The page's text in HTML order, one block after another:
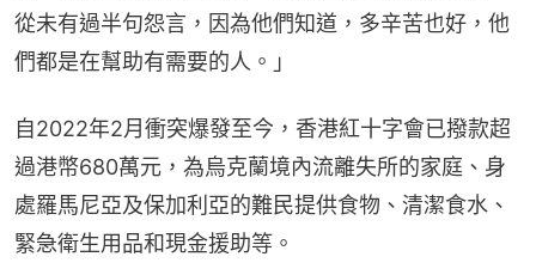
從未有過半句怨言，因為他們知道，多辛苦也好，他
們都是在幫助有需要的人。」
自2022年2月衝突爆發至今，香港紅十字會已撥款超
過港幣680萬元，為烏克蘭境內流離失所的家庭、身
處羅馬尼亞及保加利亞的難民提供食物、清潔食水、
緊急衛生用品和現金援助等。